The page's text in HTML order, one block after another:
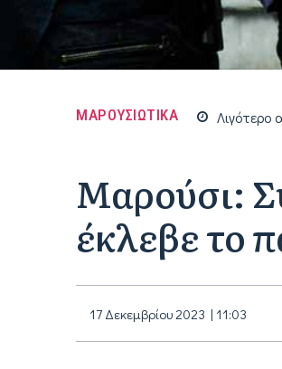
ΜΑΡΟΥΣΙΩΤΙΚΑ Λιγότερο
Μαρούσι:
έκλεβε το
17 Δεκεμβρίου 2023 | 11:03